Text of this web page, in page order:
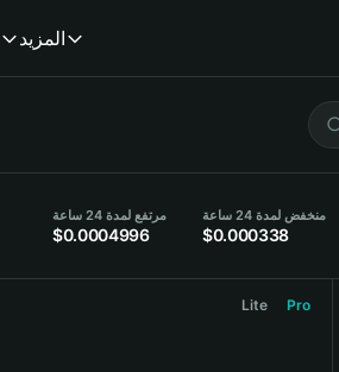
المزيد
مرتفع لمدة 24 ساعة
$0.0004996
منخفض لمدة 24 ساعة
$0.000338
Lite Pro